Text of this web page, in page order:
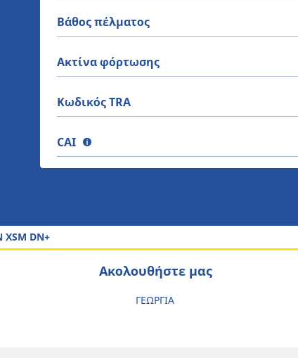
Βάθος πέλματος
Ακτίνα φόρτωσης
Κωδικός TRA
CAI
XSM DN+
Ακολουθήστε μας
ΓΕΩΡΓΙΑ